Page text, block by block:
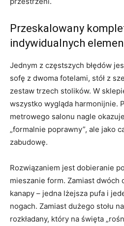
Przeskalowany
indywidualnych
Jednym z częstszych błędów
sofę z dwoma fotelami, stół z
zestaw trzech stolików. W
wszystko wygląda harmonijnie.
metrowego salonu nagle
„formalnie poprawny”, ale jako
zabudowę.
Rozwiązaniem jest dobieranie
mieszanie form. Zamiast dwóch
kanapy – jedna lżejsza pufa i
nogach. Zamiast dużego stołu
rozkładany, który na święta